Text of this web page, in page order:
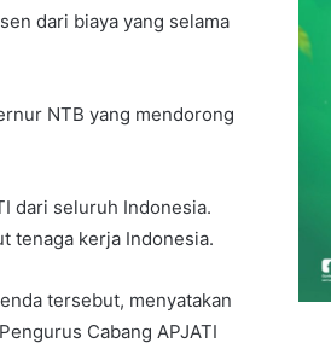
dari biaya yang selama
NTB yang mendorong
dari seluruh Indonesia.
tenaga kerja Indonesia.
tersebut, menyatakan
Cabang APJATI